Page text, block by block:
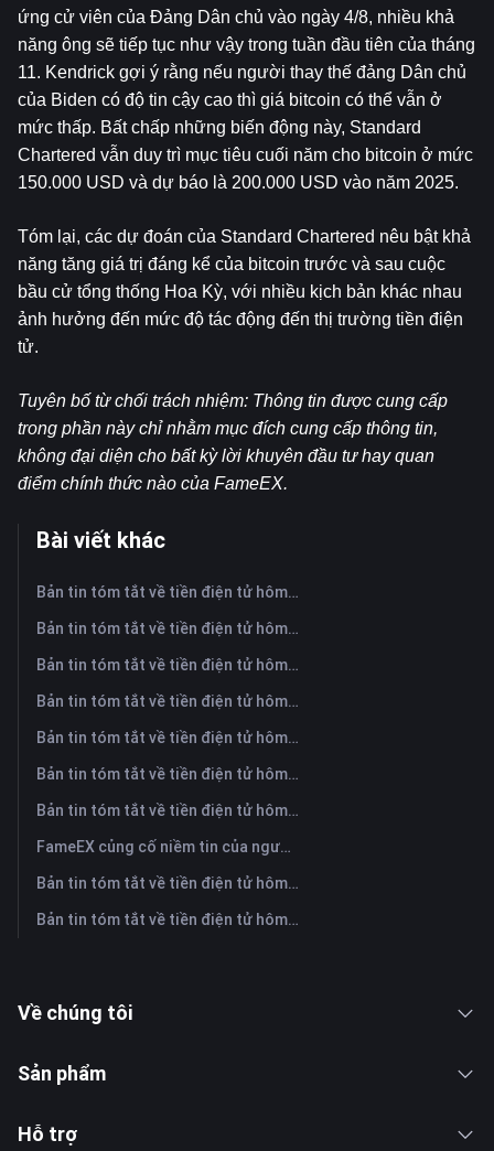
ứng cử viên của Đảng Dân chủ vào ngày 4/8, nhiều khả
năng ông sẽ tiếp tục như vậy trong tuần đầu tiên của tháng
11. Kendrick gợi ý rằng nếu người thay thế đảng Dân chủ
của Biden có độ tin cậy cao thì giá bitcoin có thể vẫn ở
mức thấp. Bất chấp những biến động này, Standard
Chartered vẫn duy trì mục tiêu cuối năm cho bitcoin ở mức
150.000 USD và dự báo là 200.000 USD vào năm 2025.
Tóm lại, các dự đoán của Standard Chartered nêu bật khả
năng tăng giá trị đáng kể của bitcoin trước và sau cuộc
bầu cử tổng thống Hoa Kỳ, với nhiều kịch bản khác nhau
ảnh hưởng đến mức độ tác động đến thị trường tiền điện
tử.
Tuyên bố từ chối trách nhiệm: Thông tin được cung cấp
trong phần này chỉ nhằm mục đích cung cấp thông tin,
không đại diện cho bất kỳ lời khuyên đầu tư hay quan
điểm chính thức nào của FameEX.
Bài viết khác
Bản tin tóm tắt về tiền điện tử hôm nay trên FameEX | Ngày 6 tháng 8 năm 2026
Bản tin tóm tắt về tiền điện tử hôm nay trên FameEX | Ngày 5 tháng 8 năm 2026
Bản tin tóm tắt về tiền điện tử hôm nay trên FameEX | Ngày 4 tháng 8 năm 2026
Bản tin tóm tắt về tiền điện tử hôm nay trên FameEX | Ngày 3 tháng 8 năm 2026
Bản tin tóm tắt về tiền điện tử hôm nay trên FameEX | Ngày 31 tháng 7 năm 2026
Bản tin tóm tắt về tiền điện tử hôm nay trên FameEX | Ngày 30 tháng 7 năm 2026
Bản tin tóm tắt về tiền điện tử hôm nay trên FameEX | Ngày 29 tháng 7 năm 2026
FameEX củng cố niềm tin của người dùng thông qua tám năm hoạt động ổn định và tăng trưởng toàn cầu
Bản tin tóm tắt về tiền điện tử hôm nay trên FameEX | Ngày 28 tháng 7 năm 2026
Bản tin tóm tắt về tiền điện tử hôm nay trên FameEX | Ngày 27 tháng 7 năm 2026
Về chúng tôi
Sản phẩm
Hỗ trợ